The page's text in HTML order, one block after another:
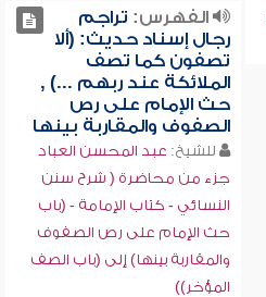
الفهرس: تراجم
رجال إسناد حديث: (ألا
تصفون كما تصف
الملائكة عند ربهم ...) ,
حث الإمام على رص
الصفوف والمقاربة بينها
للشيخ: عبد المحسن العباد
جزء من محاضرة ( شرح سنن
النسائي - كتاب الإمامة - (باب
حث الإمام على رص الصفوف
والمقاربة بينها) إلى (باب الصف
المؤخر))